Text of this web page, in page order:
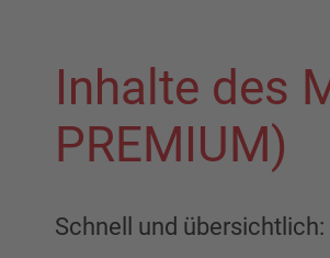
Inhalte des
PREMIUM)
Schnell und